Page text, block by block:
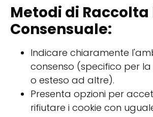
Metodi di Raccolta
Consensuale:
Indicare chiaramente
consenso (specifico per
o esteso ad altre).
Presenta opzioni per
rifiutare i cookie con